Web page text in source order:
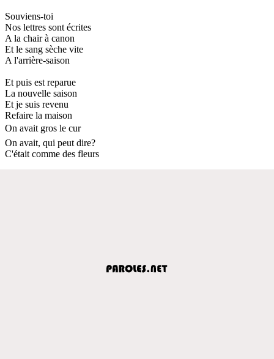
Souviens-toi
Nos lettres sont écrites
A la chair à canon
Et le sang sèche vite
A l'arrière-saison
Et puis est reparue
La nouvelle saison
Et je suis revenu
Refaire la maison
On avait gros le cur
On avait, qui peut dire?
C'était comme des fleurs